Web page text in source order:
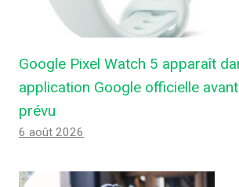
Google Pixel Watch 5 apparaît
application Google officielle
prévu
6 août 2026